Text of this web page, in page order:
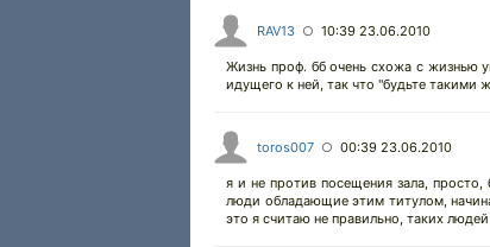
RAV13 ○ 10:39 23.06.2010
Жизнь проф. бб очень схожа с жизнью
идущего к ней, так что "будьте такими
toros007 ○ 00:39 23.06.2010
я и не против посещения зала, просто,
люди обладающие этим титулом,
это я считаю не правильно, таких